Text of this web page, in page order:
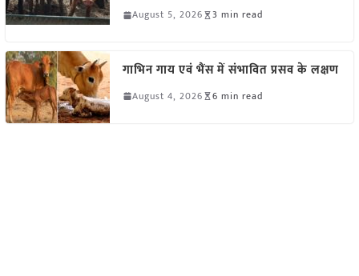
August 5, 2026 3 min read
गाभिन गाय एवं भैंस में संभावित प्रसव के लक्षण
August 4, 2026 6 min read